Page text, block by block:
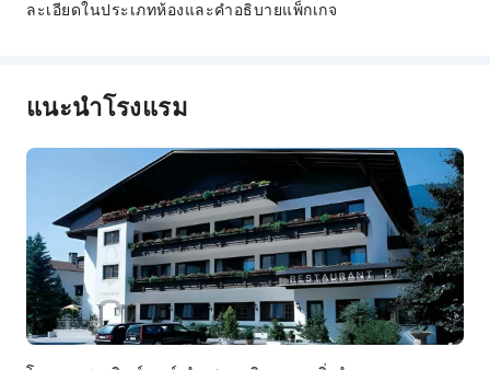
ลิฟต์
บริการแผนกต้อนรับ
บริการจองทัวร์และตั๋ว
บริการรับฝากสัมภาระ
ตู้เซฟที่เคาน์เตอร์
ละเอียดในประเภทห้องและคำอธิบายแพ็กเกจ
แนะนำโรงแรม